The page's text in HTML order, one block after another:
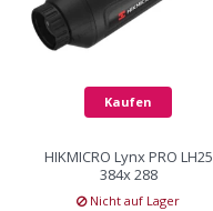
Kaufen
HIKMICRO Lynx PRO LH25
384x 288
Nicht auf Lager